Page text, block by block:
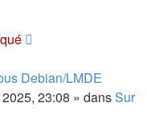
Debian/LMDE
23:08 » dansSur